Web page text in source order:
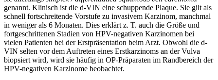
genannt. Klinisch ist die d-VIN eine schuppende Plaque. Sie gilt als
schnell fortschreitende Vorstufe zu invasivem Karzinom, manchmal
in weniger als 6 Monaten. Dies erklärt z. T. auch die Größe und
fortgeschrittenen Stadien von HPV-negativen Karzinomen bei
vielen Patienten bei der Erstpräsentation beim Arzt. Obwohl die d-
VIN selten vor dem Auftreten eines Erstkarzinoms an der Vulva
biopsiert wird, wird sie häufig in OP-Präparaten im Randbereich der
HPV-negativen Karzinome beobachtet.